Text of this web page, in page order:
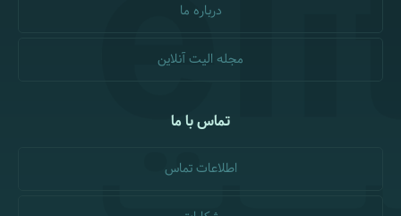
درباره ما
مجله الیت آنلاین
تماس با ما
اطلاعات تماس